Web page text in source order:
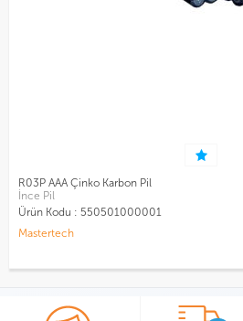
R03P AAA Çinko Karbon Pil
İnce Pil
Ürün Kodu : 550501000001
Mastertech